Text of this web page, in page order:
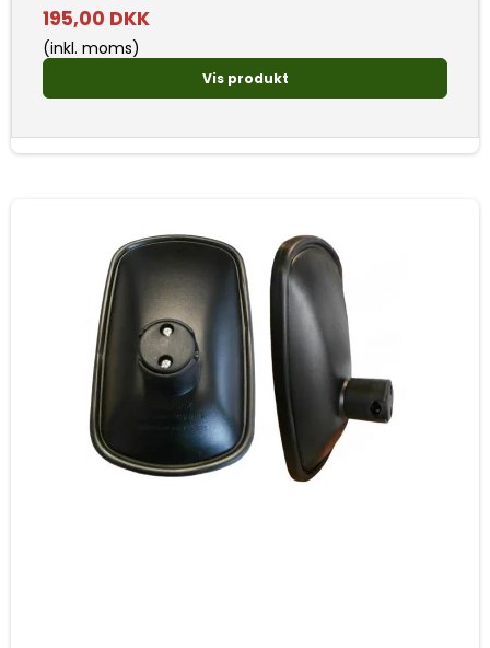
195,00 DKK
(inkl. moms)
Vis produkt